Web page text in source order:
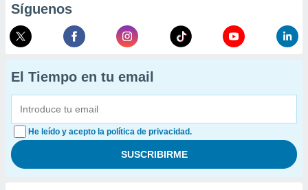
Síguenos
El Tiempo en tu email
He leído y acepto la política de privacidad.